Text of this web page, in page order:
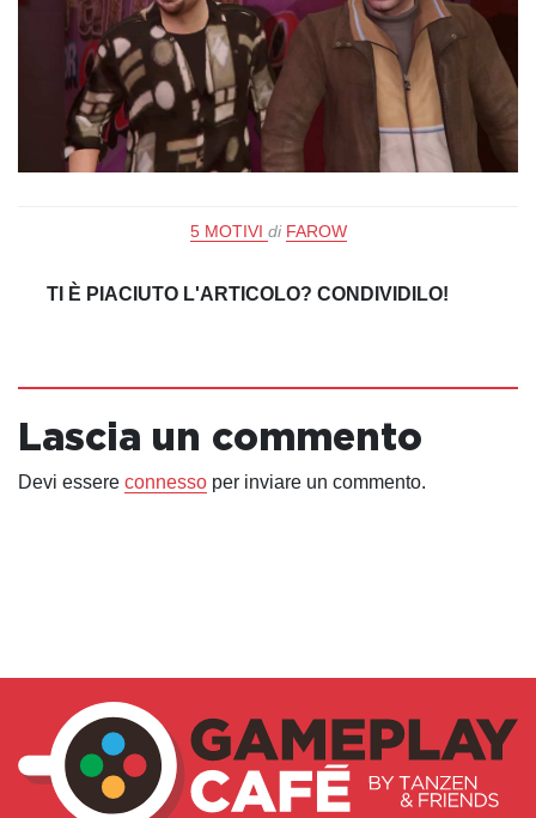
5 MOTIVI di FAROW
TI È PIACIUTO L'ARTICOLO? CONDIVIDILO!
Lascia un commento
Devi essere connesso per inviare un commento.